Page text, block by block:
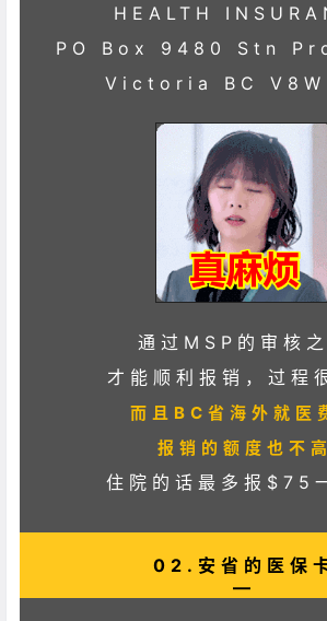
HEALTH
PO Box 9480 Stn
Victoria BC V8W
通过MSP的审核
才能顺利报销，过程
而且BC省海外就医
报销的额度也不高
住院的话最多报$75
02.安省的医保
—